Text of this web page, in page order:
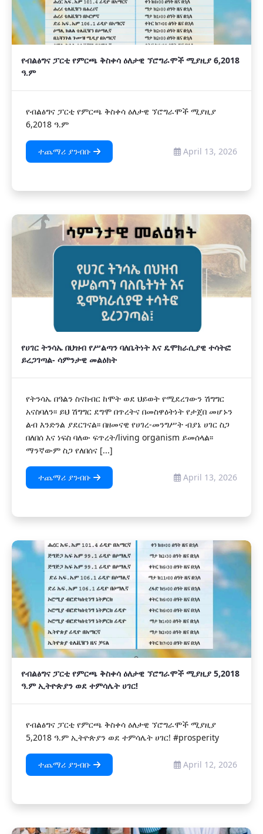
የብልፅግና ፓርቲ የምርጫ ቅስቀሳ ዕለታዊ ኘሮግራሞች ሚያዚያ 6,2018
ዓ.ም
የብልፅግና ፓርቲ የምርጫ ቅስቀሳ ዕለታዊ ኘሮግራሞች ሚያዚያ
6,2018 ዓ.ም
ተጨማሪ ያንብቡ April 13, 2026
የሀገር ትንሳኤ በህዝብ የሥልጣን ባለቤትነት እና ዴሞክራሲያዊ ተሳትፎ
ይረጋገጣል- ሳምንታዊ መልዕክት
የትንሳኤ በዓልን ስናከብር ከሞት ወደ ህይወት የሚደረገውን ሽግግር
አናስባለን፡፡ ይህ ሽግግር ደግሞ በጥረትና በመስዋዕትነት የታጀበ መሆኑን
ልብ እንድንል ያደርገናል፡፡ በዘመናዊ የሀገረ-መንግሥት ብያኔ ሀገር ስጋ
በለበሰ እና ነፍስ ባለው ፍጥረት/living organism ይመሰላል፡፡
ማንኛውም ስጋ የለበሰና [...]
ተጨማሪ ያንብቡ April 13, 2026
የብልፅግና ፓርቲ የምርጫ ቅስቀሳ ዕለታዊ ኘሮግራሞች ሚያዚያ 5,2018
ዓ.ም ኢትዮጵያን ወደ ተምሳሌት ሀገር!
የብልፅግና ፓርቲ የምርጫ ቅስቀሳ ዕለታዊ ኘሮግራሞች ሚያዚያ
5,2018 ዓ.ም ኢትዮጵያን ወደ ተምሳሌት ሀገር! #prosperity
ተጨማሪ ያንብቡ April 12, 2026